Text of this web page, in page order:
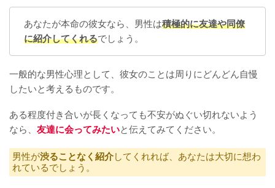
あなたが本命の彼女なら、男性は積極的に友達や同僚
に紹介してくれるでしょう。
一般的な男性心理として、彼女のことは周りにどんどん自慢
したいと考えるものです。
ある程度付き合いが長くなっても不安がぬぐい切れないよう
なら、 友達に会ってみたいと伝えてみてください。
男性が渋ることなく紹介してくれれば、あなたは大切に想わ
れているでしょう。